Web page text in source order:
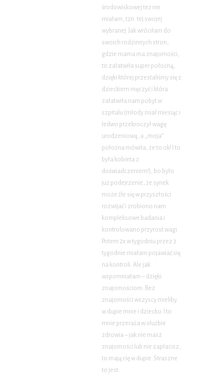
środowiskowej też nie
miałam, tzn. tej swojej
wybranej. Jak wróciłam do
swoich rodzinnych stron,
gdzie mama ma znajomości,
to załatwiła super położną,
dzięki której przestaliśmy się z
dzieckiem męczyć i która
załatwiła nam pobyt w
szpitalu (młody miał miesiąc i
ledwo przekroczył wagę
urodzeniową, a „moja”
położna mówiła, że to ok! I to
była kobieta z
doświadczeniem!), bo było
już podejrzenie, że synek
może źle się w przyszłości
rozwijać i zrobiono nam
kompleksowe badania i
kontrolowano przyrost wagi.
Potem 2x w tygodniu przez 3
tygodnie miałam pojawiać się
na kontroli. Ale jak
wspomniałam – dzięki
znajomościom. Bez
znajomości wszyscy mieliby
w dupie mnie i dziecko. I to
mnie przeraża w służbie
zdrowia – jak nie masz
znajomości lub nie zapłacisz,
to mają cię w dupie. Straszne
to jest.